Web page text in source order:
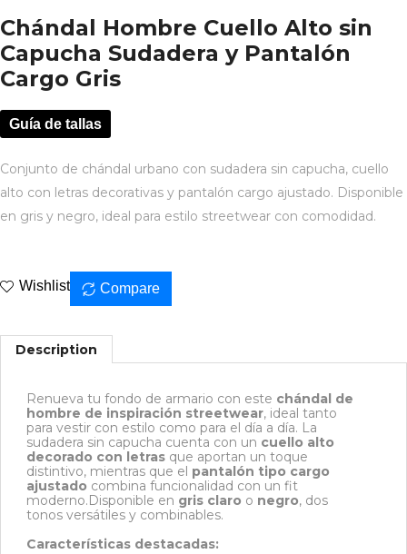
Chándal Hombre Cuello Alto sin
Capucha Sudadera y Pantalón
Cargo Gris
Guía de tallas
Conjunto de chándal urbano con sudadera sin capucha, cuello
alto con letras decorativas y pantalón cargo ajustado. Disponible
en gris y negro, ideal para estilo streetwear con comodidad.
Wishlist Compare
Description
Renueva tu fondo de armario con este chándal de
hombre de inspiración streetwear, ideal tanto
para vestir con estilo como para el día a día. La
sudadera sin capucha cuenta con un cuello alto
decorado con letras que aportan un toque
distintivo, mientras que el pantalón tipo cargo
ajustado combina funcionalidad con un fit
moderno.Disponible en gris claro o negro, dos
tonos versátiles y combinables.
Características destacadas: